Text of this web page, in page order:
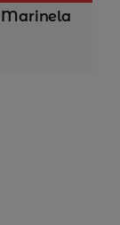
Marinela